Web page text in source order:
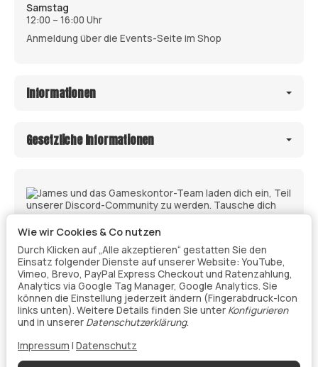
Samstag
12:00 – 16:00 Uhr
Anmeldung über die Events-Seite im Shop
Informationen
Gesetzliche Informationen
Vertrag widerrufen
Wie wir Cookies & Co nutzen
Durch Klicken auf „Alle akzeptieren“ gestatten Sie den
Einsatz folgender Dienste auf unserer Website: YouTube,
Vimeo, Brevo, PayPal Express Checkout und Ratenzahlung,
Analytics via Google Tag Manager, Google Analytics. Sie
können die Einstellung jederzeit ändern (Fingerabdruck-Icon
links unten). Weitere Details finden Sie unter Konfigurieren
und in unserer Datenschutzerklärung.
Impressum | Datenschutz